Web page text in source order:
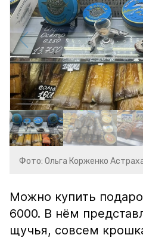
Фото: Ольга Корженко
Можно купить
6000. В нём
щучья, совсем